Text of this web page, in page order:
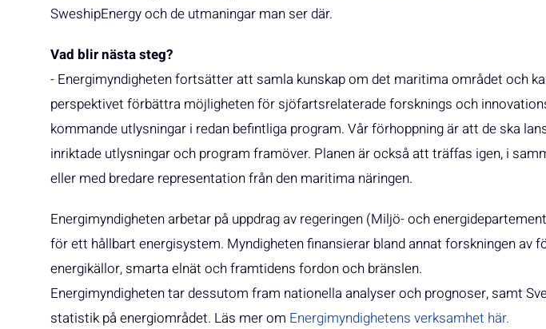
SweshipEnergy och de utmaningar man ser där.
Vad blir nästa steg?
- Energimyndigheten fortsätter att samla kunskap om det maritima området och
perspektivet förbättra möjligheten för sjöfartsrelaterade forsknings och
kommande utlysningar i redan befintliga program. Vår förhoppning är att de ska
inriktade utlysningar och program framöver. Planen är också att träffas igen, i
eller med bredare representation från den maritima näringen.
Energimyndigheten arbetar på uppdrag av regeringen (Miljö- och
för ett hållbart energisystem. Myndigheten finansierar bland annat forskningen av
energikällor, smarta elnät och framtidens fordon och bränslen.
Energimyndigheten tar dessutom fram nationella analyser och prognoser, samt
statistik på energiområdet. Läs mer om Energimyndighetens verksamhet här.